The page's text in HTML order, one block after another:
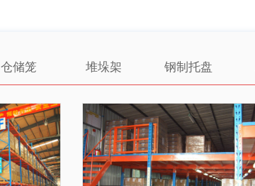
仓储笼 堆垛架 钢制托盘